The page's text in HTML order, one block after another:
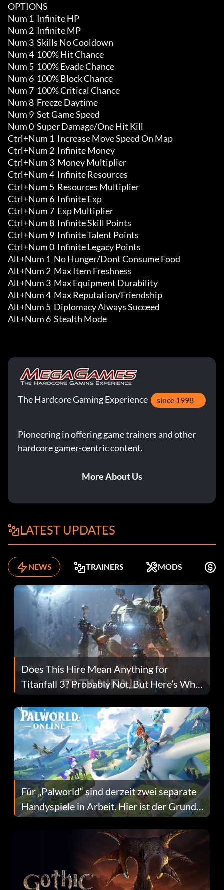
OPTIONS
Num 1  Infinite HP
Num 2  Infinite MP
Num 3  Skills No Cooldown
Num 4  100% Hit Chance
Num 5  100% Evade Chance
Num 6  100% Block Chance
Num 7  100% Critical Chance
Num 8  Freeze Daytime
Num 9  Set Game Speed
Num 0  Super Damage/One Hit Kill
Ctrl+Num 1  Increase Move Speed On Map
Ctrl+Num 2  Infinite Money
Ctrl+Num 3  Money Multiplier
Ctrl+Num 4  Infinite Resources
Ctrl+Num 5  Resources Multiplier
Ctrl+Num 6  Infinite Exp
Ctrl+Num 7  Exp Multiplier
Ctrl+Num 8  Infinite Skill Points
Ctrl+Num 9  Infinite Talent Points
Ctrl+Num 0  Infinite Legacy Points
Alt+Num 1  No Hunger/Dont Consume Food
Alt+Num 2  Max Item Freshness
Alt+Num 3  Max Equipment Durability
Alt+Num 4  Max Reputation/Friendship
Alt+Num 5  Diplomacy Always Succeed
Alt+Num 6  Stealth Mode
The Hardcore Gaming Experience since 1998
Pioneering in offering game trainers and other
hardcore gamer-centric content.
More About Us
LATEST UPDATES
NEWS TRAINERS MODS
Does This Hire Mean Anything for
Titanfall 3? Probably Not, But Here’s Why
Fans Are Hopeful
Für „Palworld“ sind derzeit zwei separate
Handyspiele in Arbeit. Hier ist der Grund
dafür.